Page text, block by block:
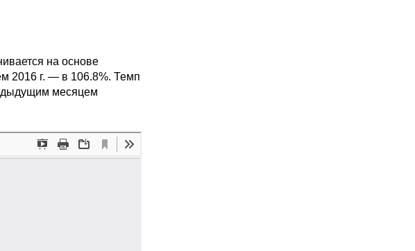
на основе
2016 г. — в 106.8%. Темп
месяцем